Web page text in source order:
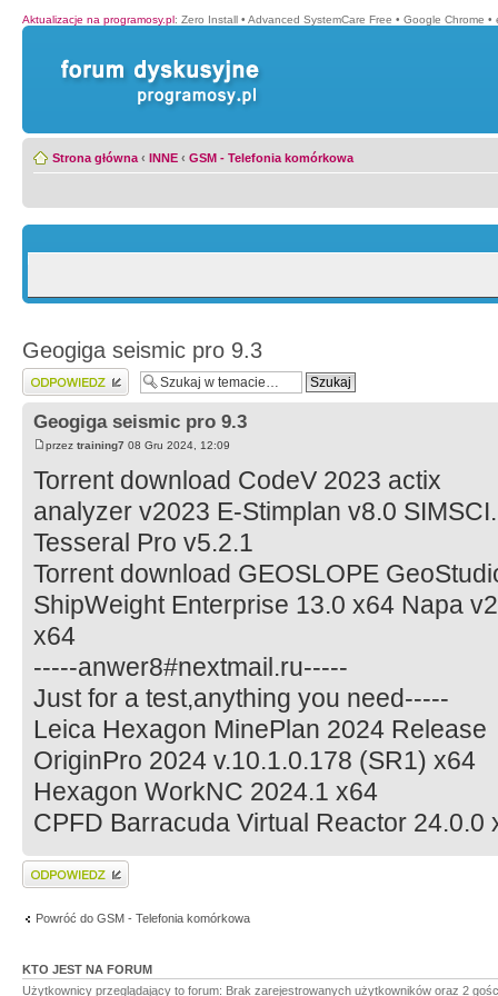
Aktualizacje na programosy.pl: Zero Install • Advanced SystemCare Free • Google Chrome •
Strona główna ‹ INNE ‹ GSM - Telefonia komórkowa
Geogiga seismic pro 9.3
Wyślij odpowiedź
Geogiga seismic pro 9.3
przez training7 08 Gru 2024, 12:09
Torrent download CodeV 2023 actix
analyzer v2023 E-Stimplan v8.0
Tesseral Pro v5.2.1
Torrent download GEOSLOPE
ShipWeight Enterprise 13.0 x64 Napa
x64
-----anwer8#nextmail.ru-----
Just for a test,anything you need-----
Leica Hexagon MinePlan 2024 Release
OriginPro 2024 v.10.1.0.178 (SR1) x64
Hexagon WorkNC 2024.1 x64
CPFD Barracuda Virtual Reactor 24.0.0
Wyślij odpowiedź
Powróć do GSM - Telefonia komórkowa
KTO JEST NA FORUM
Użytkownicy przeglądający to forum: Brak zarejestrowanych użytkowników oraz 2